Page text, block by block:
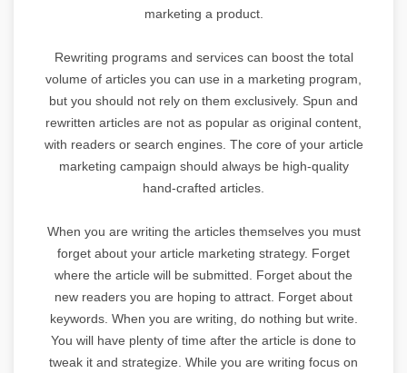
marketing a product.
Rewriting programs and services can boost the total
volume of articles you can use in a marketing program,
but you should not rely on them exclusively. Spun and
rewritten articles are not as popular as original content,
with readers or search engines. The core of your article
marketing campaign should always be high-quality
hand-crafted articles.
When you are writing the articles themselves you must
forget about your article marketing strategy. Forget
where the article will be submitted. Forget about the
new readers you are hoping to attract. Forget about
keywords. When you are writing, do nothing but write.
You will have plenty of time after the article is done to
tweak it and strategize. While you are writing focus on